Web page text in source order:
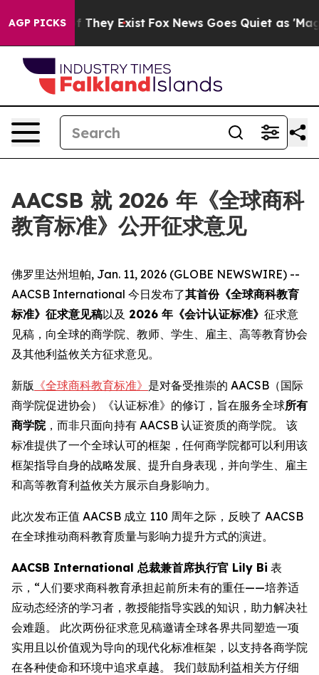
AGP PICKS
no Proof They Exist Fox News Goes Quiet as 'Maga
AACSB 就 2026 年《全球商科
教育标准》公开征求意见
佛罗里达州坦帕, Jan. 11, 2026 (GLOBE NEWSWIRE) --
AACSB International 今日发布了其首份《全球商科教育
标准》征求意见稿以及 2026 年《会计认证标准》 征求意
见稿，向全球的商学院、教师、学生、雇主、高等教育协会
及其他利益攸关方征求意见。
新版 《全球商科教育标准》 是对备受推崇的 AACSB（国际
商学院促进协会）《认证标准》的修订，旨在服务全球所有
商学院，而非只面向持有 AACSB 认证资质的商学院。 该
标准提供了一个全球认可的框架，任何商学院都可以利用该
框架指导自身的战略发展、提升自身表现，并向学生、雇主
和高等教育利益攸关方展示自身影响力。
此次发布正值 AACSB 成立 110 周年之际，反映了 AACSB
在全球推动商科教育质量与影响力提升方式的演进。
AACSB International 总裁兼首席执行官 Lily Bi 表
示，“人们要求商科教育承担起前所未有的重任——培养适
应动态经济的学习者，教授能指导实践的知识，助力解决社
会难题。 此次两份征求意见稿邀请全球各界共同塑造一项
实用且以价值观为导向的现代化标准框架，以支持各商学院
在各种使命和环境中追求卓越。 我们鼓励利益相关方仔细